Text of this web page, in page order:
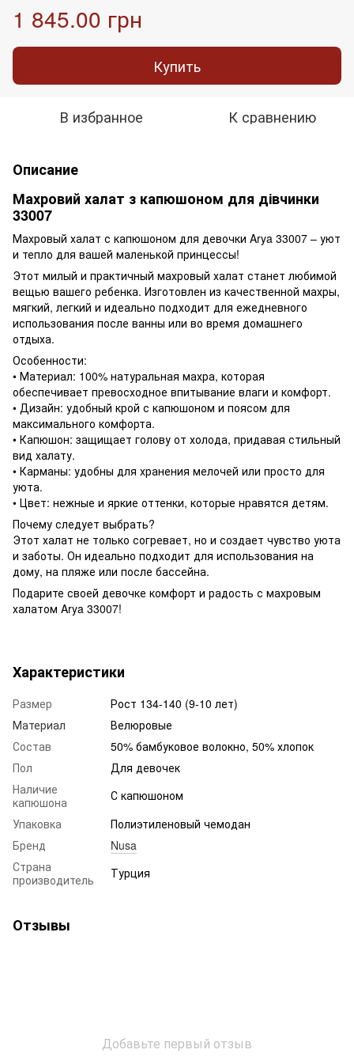
1 845.00 грн
Купить
В избранное К сравнению
Описание
Махровий халат з капюшоном для дівчинки
33007
Махровый халат с капюшоном для девочки Arya 33007 – уют
и тепло для вашей маленькой принцессы!
Этот милый и практичный махровый халат станет любимой
вещью вашего ребенка. Изготовлен из качественной махры,
мягкий, легкий и идеально подходит для ежедневного
использования после ванны или во время домашнего
отдыха.
Особенности:
• Материал: 100% натуральная махра, которая
обеспечивает превосходное впитывание влаги и комфорт.
• Дизайн: удобный крой с капюшоном и поясом для
максимального комфорта.
• Капюшон: защищает голову от холода, придавая стильный
вид халату.
• Карманы: удобны для хранения мелочей или просто для
уюта.
• Цвет: нежные и яркие оттенки, которые нравятся детям.
Почему следует выбрать?
Этот халат не только согревает, но и создает чувство уюта
и заботы. Он идеально подходит для использования на
дому, на пляже или после бассейна.
Подарите своей девочке комфорт и радость с махровым
халатом Arya 33007!
Характеристики
Размер
Рост 134-140 (9-10 лет)
Материал
Велюровые
Состав
50% бамбуковое волокно, 50% хлопок
Пол
Для девочек
Наличие
капюшона
С капюшоном
Упаковка
Полиэтиленовый чемодан
Бренд
Nusa
Страна
производитель
Турция
Отзывы
Добавьте первый отзыв